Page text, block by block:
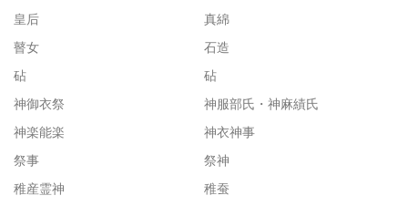
皇后
真綿
瞽女
石造
砧
砧
神御衣祭
神服部氏・神麻績氏
神楽能楽
神衣神事
祭事
祭神
稚産霊神
稚蚕